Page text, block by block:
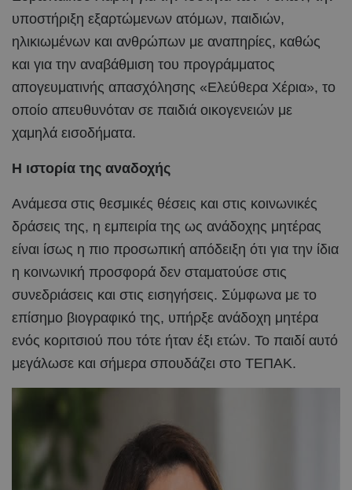
υποστήριξη εξαρτώμενων ατόμων, παιδιών,
ηλικιωμένων και ανθρώπων με αναπηρίες, καθώς
και για την αναβάθμιση του προγράμματος
απογευματινής απασχόλησης «Ελεύθερα Χέρια», το
οποίο απευθυνόταν σε παιδιά οικογενειών με
χαμηλά εισοδήματα.
Η ιστορία της αναδοχής
Ανάμεσα στις θεσμικές θέσεις και στις κοινωνικές
δράσεις της, η εμπειρία της ως ανάδοχης μητέρας
είναι ίσως η πιο προσωπική απόδειξη ότι για την ίδια
η κοινωνική προσφορά δεν σταματούσε στις
συνεδριάσεις και στις εισηγήσεις. Σύμφωνα με το
επίσημο βιογραφικό της, υπήρξε ανάδοχη μητέρα
ενός κοριτσιού που τότε ήταν έξι ετών. Το παιδί αυτό
μεγάλωσε και σήμερα σπουδάζει στο ΤΕΠΑΚ.